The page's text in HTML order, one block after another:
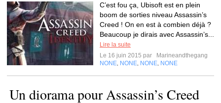
C’est fou ça, Ubisoft est en plein
boom de sorties niveau Assassin’s
Creed ! On en est à combien déjà ?
Beaucoup je dirais avec Assassin’s...
Lire la suite
Le 16 juin 2015 par
Marineandthegang
NONE NONE NONE NONE
Un diorama pour Assassin’s Creed